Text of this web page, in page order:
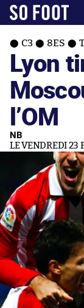
C3 8ES
Lyon
l’OM
NB
LE VENDREDI 23